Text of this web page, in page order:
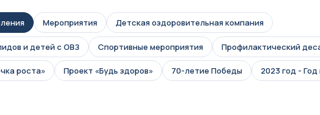
Мероприятия Детская оздоровительная компания
и детей с ОВЗ Спортивные мероприятия Профилактический
роста» Проект «Будь здоров» 70-летие Победы 2023 год -